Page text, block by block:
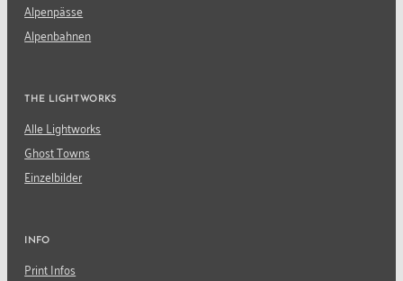
Alpenpässe
Alpenbahnen
THE LIGHTWORKS
Alle Lightworks
Ghost Towns
Einzelbilder
INFO
Print Infos